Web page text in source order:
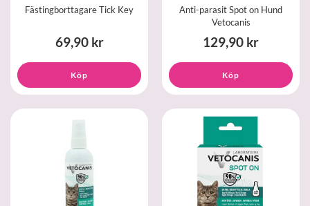
Fästingborttagare Tick Key
69,90 kr
Köp
Anti-parasit Spot on Hund
Vetocanis
129,90 kr
Köp